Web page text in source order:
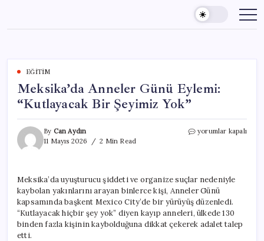
content
EĞITIM
Meksika’da Anneler Günü Eylemi:
“Kutlayacak Bir Şeyimiz Yok”
By Can Aydın
11 Mayıs 2026
2 Min Read
Meksika’da
Bir
Şeyimiz
Yok”
için
yorumlar kapalı
Meksika’da uyuşturucu şiddeti ve organize suçlar nedeniyle
kaybolan yakınlarını arayan binlerce kişi, Anneler Günü
kapsamında başkent Mexico City’de bir yürüyüş düzenledi.
“Kutlayacak hiçbir şey yok” diyen kayıp anneleri, ülkede 130
binden fazla kişinin kaybolduğuna dikkat çekerek adalet talep
etti.